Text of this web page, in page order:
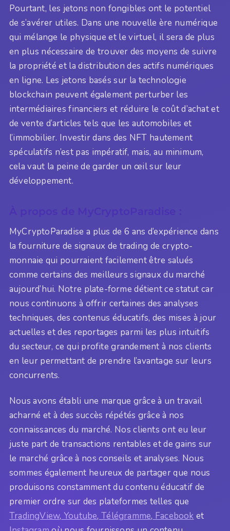
Pourtant, les jetons non fongibles ont le potentiel
de s’avérer utiles. Dans une nouvelle ère numérique
qui mélange le physique et le virtuel, il sera de plus
en plus nécessaire de trouver des moyens de suivre
la propriété et la distribution des actifs numériques
en ligne. Les jetons basés sur la technologie
blockchain peuvent également perturber les
intermédiaires financiers et réduire le coût d’achat et
de vente d’articles tels que les automobiles et
l’immobilier. Investir dans des NFT hautement
spéculatifs n’est pas impératif, mais, au minimum,
cela vaut la peine de garder un œil sur leur
développement.
À propos de MyCryptoParadise :
MyCryptoParadise a plus de 6 ans d’expérience dans
la fourniture de signaux de trading de crypto-
monnaie qui pourraient facilement être salués
comme certains des meilleurs signaux du marché
aujourd’hui. Notre plate-forme détient ce statut car
nous continuons à offrir certaines des analyses
techniques, des contenus éducatifs, des mises à jour
actuelles et des reportages parmi les plus intuitifs
du secteur, ce qui profite grandement à nos clients
en leur permettant de prendre l’avantage sur leurs
concurrents.
Nous avons établi une marque grâce à un travail
acharné et à des succès répétés grâce à nos
connaissances du marché. Nos clients ont eu leur
juste part de transactions rentables et de gains sur
le marché grâce à nos conseils et analyses. Nous
sommes également heureux de partager que nous
produisons constamment du contenu éducatif de
premier ordre sur des plateformes telles que
TradingView, Youtube, Télégramme, Facebook et